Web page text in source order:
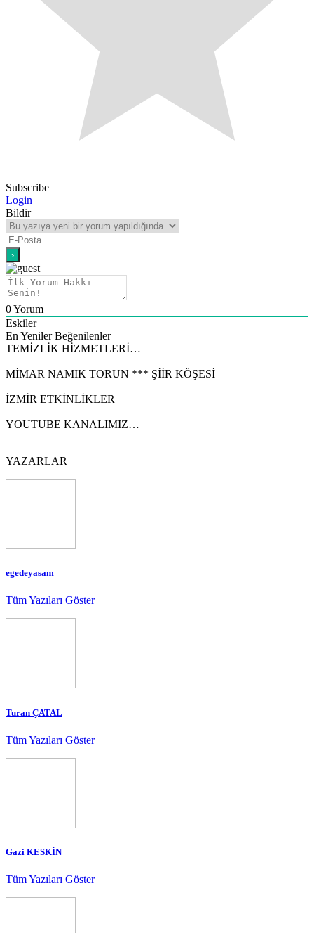
Subscribe
Login
Bildir
0Yorum
Eskiler
En Yeniler Beğenilenler
TEMİZLİK HİZMETLERİ…
MİMAR NAMIK TORUN *** ŞİİR KÖŞESİ
İZMİR ETKİNLİKLER
YOUTUBE KANALIMIZ…
YAZARLAR
egedeyasam
Tüm Yazıları Göster
Turan ÇATAL
Tüm Yazıları Göster
Gazi KESKİN
Tüm Yazıları Göster